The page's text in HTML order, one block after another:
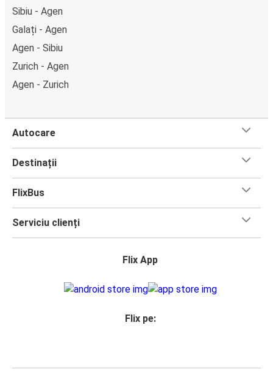
Sibiu - Agen
Galați - Agen
Agen - Sibiu
Zurich - Agen
Agen - Zurich
Autocare
Destinații
FlixBus
Serviciu clienți
Flix App
Flix pe: